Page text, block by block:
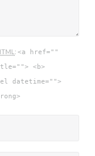
:<a href=""
<b>
datetime="">